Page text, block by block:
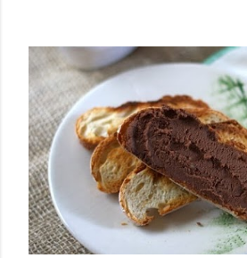
sabroso, con ese toque tostado y
satisface. Estas alubias crujientes al
por completo tu forma de ver las
asociar las alubias únicamente a
copiosos de invierno. Con esta
revolucionaria, transformaremos
humilde como la alubia de La Bañeza
dorado, cargado de proteína y
sustituto perfecto a los frutos se...